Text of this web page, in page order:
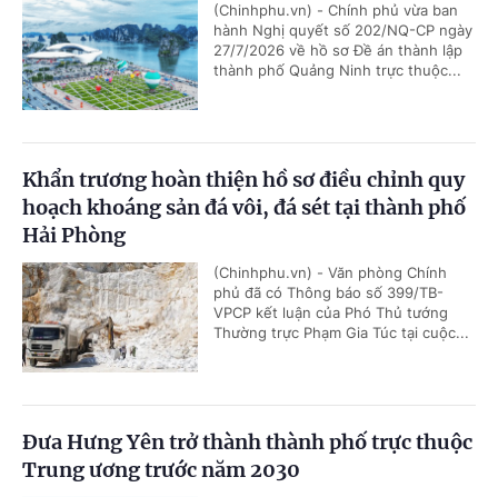
(Chinhphu.vn) - Chính phủ vừa ban
hành Nghị quyết số 202/NQ-CP ngày
27/7/2026 về hồ sơ Đề án thành lập
thành phố Quảng Ninh trực thuộc...
Khẩn trương hoàn thiện hồ sơ điều chỉnh quy
hoạch khoáng sản đá vôi, đá sét tại thành phố
Hải Phòng
(Chinhphu.vn) - Văn phòng Chính
phủ đã có Thông báo số 399/TB-
VPCP kết luận của Phó Thủ tướng
Thường trực Phạm Gia Túc tại cuộc...
Đưa Hưng Yên trở thành thành phố trực thuộc
Trung ương trước năm 2030